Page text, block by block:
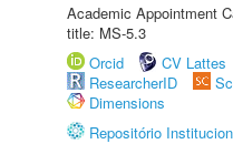
Academic Appointment
title: MS-5.3
Orcid
CV Lattes
ResearcherID
Dimensions
Repositório